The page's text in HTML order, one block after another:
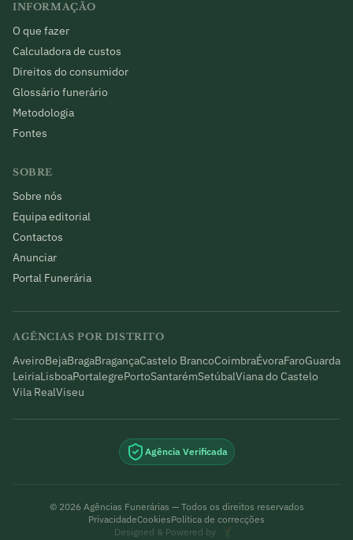
INFORMAÇÃO
O que fazer
Calculadora de custos
Direitos do consumidor
Glossário funerário
Metodologia
Fontes
SOBRE
Sobre nós
Equipa editorial
Contactos
Anunciar
Portal Funerária
AGÊNCIAS POR DISTRITO
AveiroBejaBragaBragançaCastelo BrancoCoimbraÉvoraFaroGuarda
LeiriaLisboaPortalegrePortoSantarémSetúbalViana do Castelo
Vila RealViseu
Agência Verificada
© 2026Agências Funerárias — Todos os direitos reservados
PrivacidadeCookiesPolítica de correcções
Designed & Powered by